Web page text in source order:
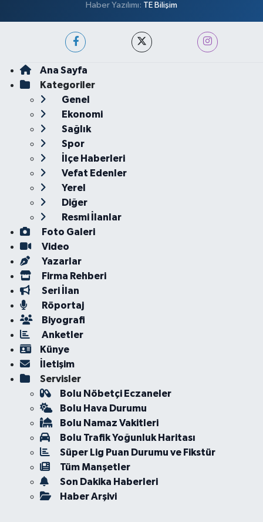
Haber Yazılımı: TE Bilişim
Ana Sayfa
Kategoriler
Genel
Ekonomi
Sağlık
Spor
İlçe Haberleri
Vefat Edenler
Yerel
Diğer
Resmi İlanlar
Foto Galeri
Video
Yazarlar
Firma Rehberi
Seri İlan
Röportaj
Biyografi
Anketler
Künye
İletişim
Servisler
Bolu Nöbetçi Eczaneler
Bolu Hava Durumu
Bolu Namaz Vakitleri
Bolu Trafik Yoğunluk Haritası
Süper Lig Puan Durumu ve Fikstür
Tüm Manşetler
Son Dakika Haberleri
Haber Arşivi